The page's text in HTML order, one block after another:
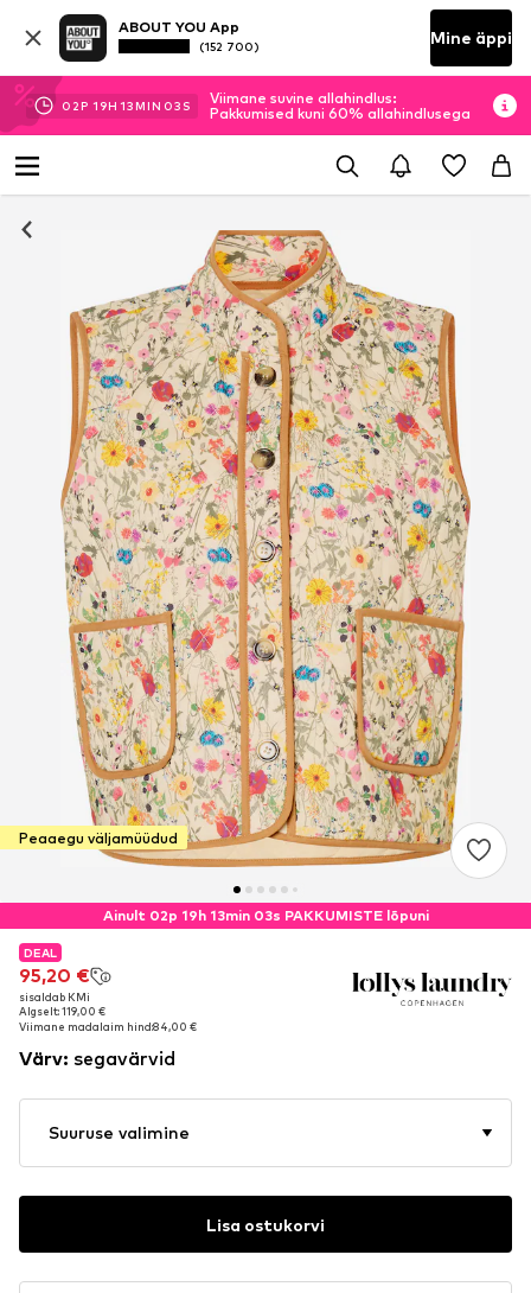
ABOUT YOU App
(152 700) Mine äppi
02P 19H 13MIN 02 S
Viimane suvine allahindlus:
Pakkumised kuni 60% allahindlusega
Peaaegu väljamüüdud
Ainult 02p 19h 13min 03s PAKKUMISTE lõpuni
DEAL
95,20 €
sisaldab KMi
Algselt: 119,00 €
Viimane madalaim hind:84,00 €
DEAL
95,20 €
sisaldab KMi
Algselt: 119,00 €
Viimane madalaim hind:84,00 €
Värv: segavärvid
Suuruse valimine
Lisa ostukorvi